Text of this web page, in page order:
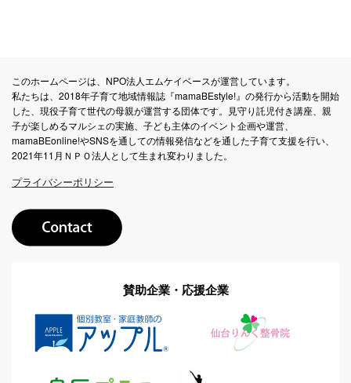
このホームページは、NPO法人エムケイベースが運営しています。
私たちは、2018年子育て地域情報誌『mamaBEstyle!』の発行から活動を開始
した、現役子育て世代の母親が運営する団体です。見守り託児付き講座、親
子が楽しめるマルシェの実施、子ども主体のイベント企画や運営、
mamaBEonline!やSNSを通しての情報発信などを通した子育て支援を行い、
2021年11月ＮＰＯ法人として生まれ変わりました。
プライバシーポリシー
賛助企業・応援企業